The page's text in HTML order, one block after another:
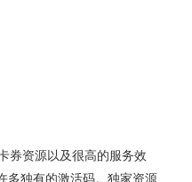
券资源以及很高的服务效
多独有的激活码。独家资源